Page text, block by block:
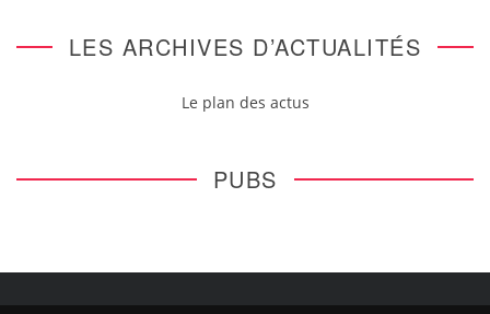
LES ARCHIVES D’ACTUALITÉS
Le plan des actus
PUBS